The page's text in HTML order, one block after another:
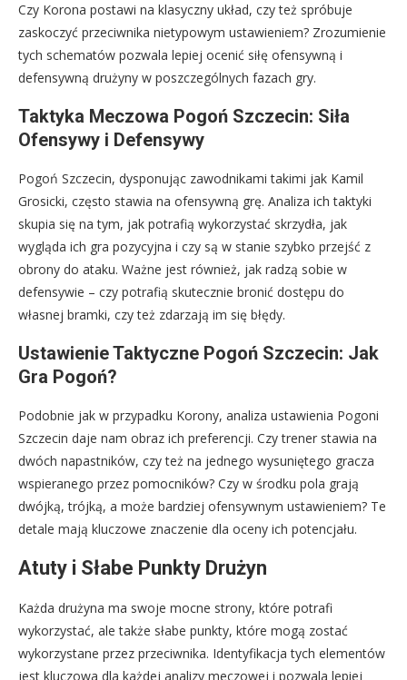
Czy Korona postawi na klasyczny układ, czy też spróbuje
zaskoczyć przeciwnika nietypowym ustawieniem? Zrozumienie
tych schematów pozwala lepiej ocenić siłę ofensywną i
defensywną drużyny w poszczególnych fazach gry.
Taktyka Meczowa Pogoń Szczecin: Siła
Ofensywy i Defensywy
Pogoń Szczecin, dysponując zawodnikami takimi jak Kamil
Grosicki, często stawia na ofensywną grę. Analiza ich taktyki
skupia się na tym, jak potrafią wykorzystać skrzydła, jak
wygląda ich gra pozycyjna i czy są w stanie szybko przejść z
obrony do ataku. Ważne jest również, jak radzą sobie w
defensywie – czy potrafią skutecznie bronić dostępu do
własnej bramki, czy też zdarzają im się błędy.
Ustawienie Taktyczne Pogoń Szczecin: Jak
Gra Pogoń?
Podobnie jak w przypadku Korony, analiza ustawienia Pogoni
Szczecin daje nam obraz ich preferencji. Czy trener stawia na
dwóch napastników, czy też na jednego wysuniętego gracza
wspieranego przez pomocników? Czy w środku pola grają
dwójką, trójką, a może bardziej ofensywnym ustawieniem? Te
detale mają kluczowe znaczenie dla oceny ich potencjału.
Atuty i Słabe Punkty Drużyn
Każda drużyna ma swoje mocne strony, które potrafi
wykorzystać, ale także słabe punkty, które mogą zostać
wykorzystane przez przeciwnika. Identyfikacja tych elementów
jest kluczowa dla każdej analizy meczowej i pozwala lepiej